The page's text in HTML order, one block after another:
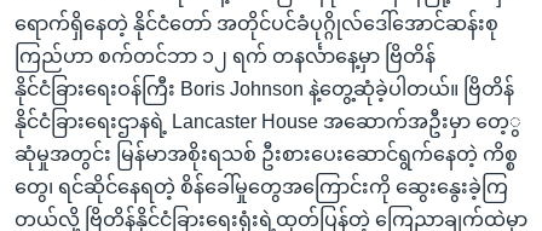
ရောက်ရှိနေတဲ့ နိုင်ငံတော် အတိုင်ပင်ခံပုဂ္ဂိုလ်ဒေါ်အောင်ဆန်းစု
ကြည်ဟာ စက်တင်ဘာ ၁၂ ရက် တနင်္လာနေ့မှာ ဗြိတိန်
နိုင်ငံခြားရေးဝန်ကြီး Boris Johnson နဲ့တွေ့ဆုံခဲ့ပါတယ်။ ဗြိတိန်
နိုင်ငံခြားရေးဌာနရဲ့ Lancaster House အဆောက်အဦးမှာ တေ့ွ
ဆုံမှုအတွင်း မြန်မာအစိုးရသစ် ဦးစားပေးဆောင်ရွက်နေတဲ့ ကိစ္စ
တွေ၊ ရင်ဆိုင်နေရတဲ့ စိန်ခေါ်မှုတွေအကြောင်းကို ဆွေးနွေးခဲ့ကြ
တယ်လို့ ဗြိတိန်နိုင်ငံခြားရေးရုံးရဲ့ထုတ်ပြန်တဲ့ ကြေညာချက်ထဲမှာ